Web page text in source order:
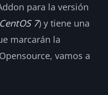
para la versión
7) y tiene una
marcarán la
vamos a